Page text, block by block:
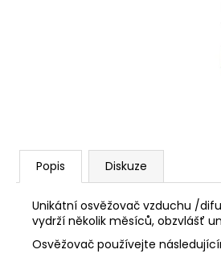
Popis Diskuze
Unikátní osvěžovač vzduchu /
vydrží několik měsíců, obzvlášť
Osvěžovač používejte